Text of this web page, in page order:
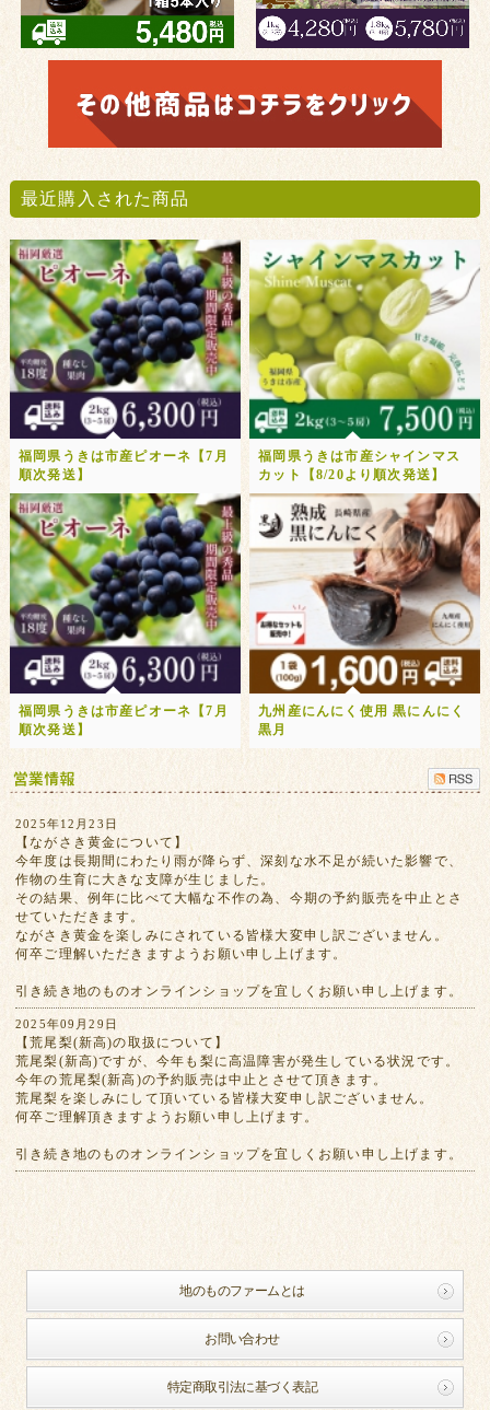
最近購入された商品
福岡県うきは市産ピオーネ【7月
順次発送】
福岡県うきは市産シャインマス
カット【8/20より順次発送】
福岡県うきは市産ピオーネ【7月
順次発送】
九州産にんにく使用 黒にんにく
黒月
2025年12月23日
【ながさき黄金について】
今年度は長期間にわたり雨が降らず、深刻な水不足が続いた影響で、
作物の生育に大きな支障が生じました。
その結果、例年に比べて大幅な不作の為、今期の予約販売を中止とさ
せていただきます。
ながさき黄金を楽しみにされている皆様大変申し訳ございません。
何卒ご理解いただきますようお願い申し上げます。
引き続き地のものオンラインショップを宜しくお願い申し上げます。
2025年09月29日
【荒尾梨(新高)の取扱について】
荒尾梨(新高)ですが、今年も梨に高温障害が発生している状況です。
今年の荒尾梨(新高)の予約販売は中止とさせて頂きます。
荒尾梨を楽しみにして頂いている皆様大変申し訳ございません。
何卒ご理解頂きますようお願い申し上げます。
引き続き地のものオンラインショップを宜しくお願い申し上げます。
地のものファームとは
お問い合わせ
特定商取引法に基づく表記